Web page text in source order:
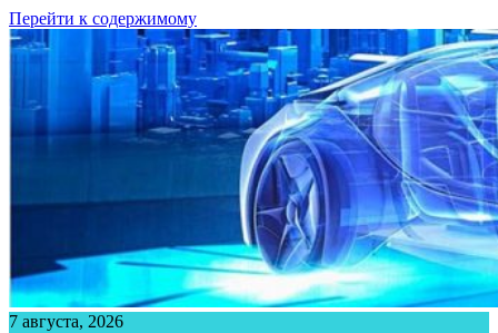
Перейти к содержимому
7 августа, 2026